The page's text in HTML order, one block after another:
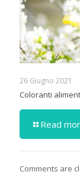
26 Giugno 2021
Coloranti
Read
Comments are